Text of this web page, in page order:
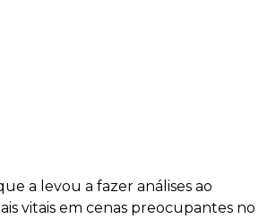
a levou a fazer análises ao
vitais em cenas preocupantes no